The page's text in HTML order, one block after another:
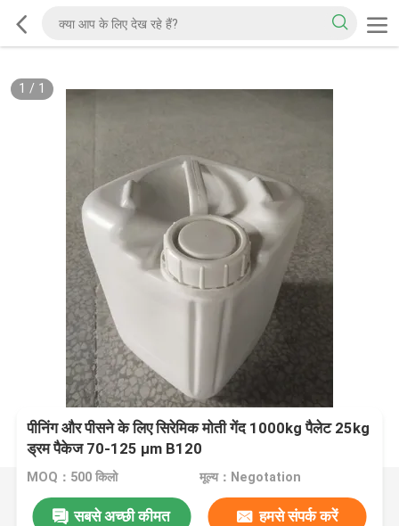
1 / 1
पीनिंग और पीसने के लिए सिरेमिक मोती गेंद 1000kg पैलेट 25kg
ड्रम पैकेज 70-125 μm B120
MOQ：500 किलो मूल्य：Negotation
सबसे अच्छी कीमत हमसे संपर्क करें